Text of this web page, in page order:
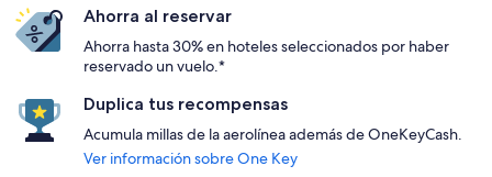
Ahorra al reservar
Ahorra hasta 30% en hoteles seleccionados por haber
reservado un vuelo.*
Duplica tus recompensas
Acumula millas de la aerolínea además de OneKeyCash.
Ver información sobre One Key